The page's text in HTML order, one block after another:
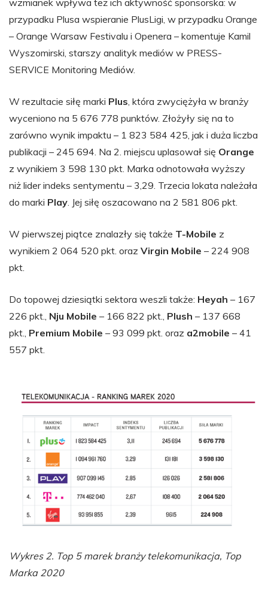
wzmianek wpływa też ich aktywność sponsorska: w
przypadku Plusa wspieranie PlusLigi, w przypadku Orange
– Orange Warsaw Festivalu i Openera – komentuje Kamil
Wyszomirski, starszy analityk mediów w PRESS-
SERVICE Monitoring Mediów.
W rezultacie siłę marki Plus, która zwyciężyła w branży
wyceniono na 5 676 778 punktów. Złożyły się na to
zarówno wynik impaktu – 1 823 584 425, jak i duża liczba
publikacji – 245 694. Na 2. miejscu uplasował się Orange
z wynikiem 3 598 130 pkt. Marka odnotowała wyższy
niż lider indeks sentymentu – 3,29. Trzecia lokata należała
do marki Play. Jej siłę oszacowano na 2 581 806 pkt.
W pierwszej piątce znalazły się także T-Mobile z
wynikiem 2 064 520 pkt. oraz Virgin Mobile – 224 908
pkt.
Do topowej dziesiątki sektora weszli także: Heyah – 167
226 pkt., Nju Mobile – 166 822 pkt., Plush – 137 668
pkt., Premium Mobile – 93 099 pkt. oraz a2mobile – 41
557 pkt.
Wykres 2. Top 5 marek branży telekomunikacja, Top
Marka 2020